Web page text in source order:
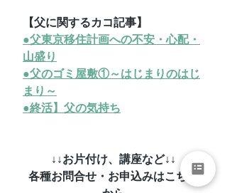
【父に関するカコ記事】
●父東京移住計画への不安・心配・
山盛り
●父のゴミ屋敷①～はじまりのはじ
まり～
●終活】父の気持ち
↓↓お片付け、講座など↓↓
各種お問合せ・お申込みはこちら